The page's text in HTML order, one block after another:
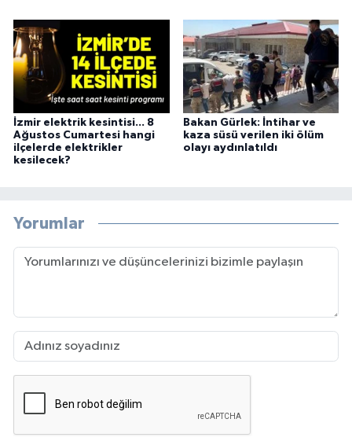
İzmir elektrik kesintisi... 8
Ağustos Cumartesi hangi
ilçelerde elektrikler
kesilecek?
Bakan Gürlek: İntihar ve
kaza süsü verilen iki ölüm
olayı aydınlatıldı
Yorumlar